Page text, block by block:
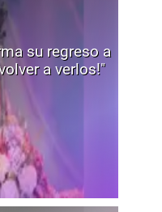
su regreso a
a verlos!"